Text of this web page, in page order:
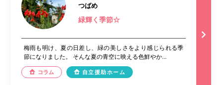
つばめ
緑輝く季節☆
梅雨も明け、夏の日差し、緑の美しさをより感じられる季
節になりました。 そんな夏の青空に映える色鮮やか...
コラム 自立援助ホーム